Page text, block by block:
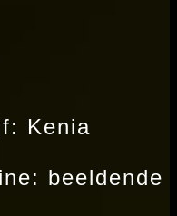
Kenia
beeldende